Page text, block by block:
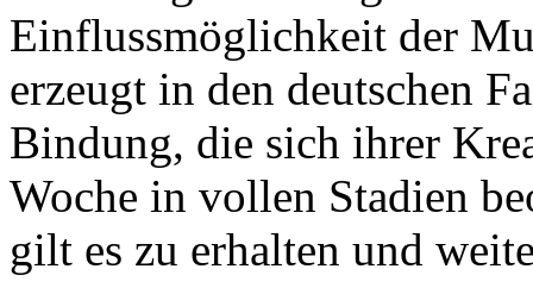
Einflussmöglichkeit der
erzeugt in den deutschen
Bindung, die sich ihrer
Woche in vollen Stadien
gilt es zu erhalten und